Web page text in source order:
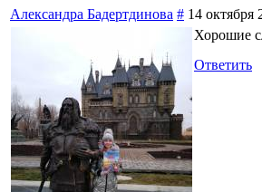
Александра Бадертдинова # 14 октября
Хорошие
Ответить